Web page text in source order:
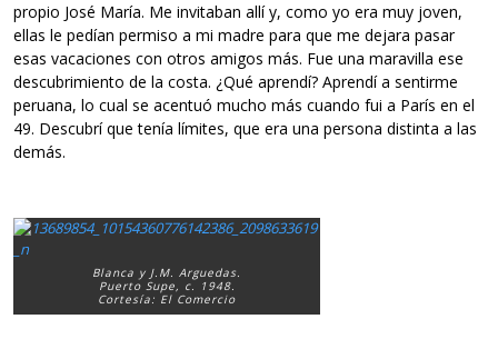
propio José María. Me invitaban allí y, como yo era muy joven,
ellas le pedían permiso a mi madre para que me dejara pasar
esas vacaciones con otros amigos más. Fue una maravilla ese
descubrimiento de la costa. ¿Qué aprendí? Aprendí a sentirme
peruana, lo cual se acentuó mucho más cuando fui a París en el
49. Descubrí que tenía límites, que era una persona distinta a las
demás.
Blanca y J.M. Arguedas.
Puerto Supe, c. 1948.
Cortesía: El Comercio